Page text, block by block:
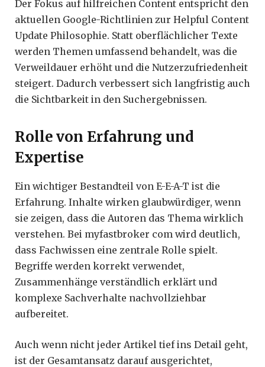
Der Fokus auf hilfreichen Content entspricht den
aktuellen Google-Richtlinien zur Helpful Content
Update Philosophie. Statt oberflächlicher Texte
werden Themen umfassend behandelt, was die
Verweildauer erhöht und die Nutzerzufriedenheit
steigert. Dadurch verbessert sich langfristig auch
die Sichtbarkeit in den Suchergebnissen.
Rolle von Erfahrung und
Expertise
Ein wichtiger Bestandteil von E-E-A-T ist die
Erfahrung. Inhalte wirken glaubwürdiger, wenn
sie zeigen, dass die Autoren das Thema wirklich
verstehen. Bei myfastbroker com wird deutlich,
dass Fachwissen eine zentrale Rolle spielt.
Begriffe werden korrekt verwendet,
Zusammenhänge verständlich erklärt und
komplexe Sachverhalte nachvollziehbar
aufbereitet.
Auch wenn nicht jeder Artikel tief ins Detail geht,
ist der Gesamtansatz darauf ausgerichtet,